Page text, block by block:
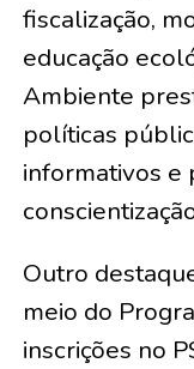
fiscalização,
educação
Ambiente
políticas
informativos e
Outro
meio do
inscrições no